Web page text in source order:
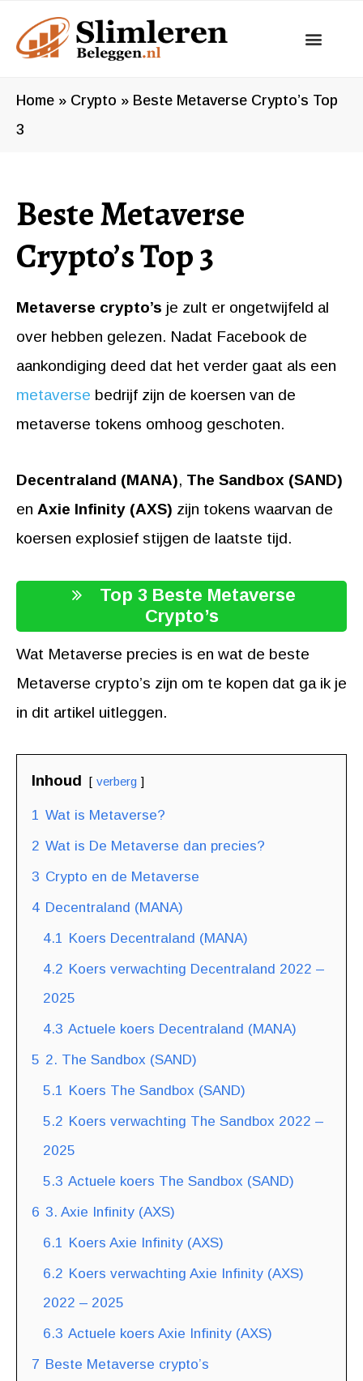
naar
inhoud
Home » Crypto » Beste Metaverse Crypto’s Top
3
Beste Metaverse
Crypto’s Top 3
Metaverse crypto’s je zult er ongetwijfeld al
over hebben gelezen. Nadat Facebook de
aankondiging deed dat het verder gaat als een
metaverse bedrijf zijn de koersen van de
metaverse tokens omhoog geschoten.
Decentraland (MANA), The Sandbox (SAND)
en Axie Infinity (AXS) zijn tokens waarvan de
koersen explosief stijgen de laatste tijd.
Top 3 Beste Metaverse
Crypto’s
Wat Metaverse precies is en wat de beste
Metaverse crypto’s zijn om te kopen dat ga ik je
in dit artikel uitleggen.
Inhoud verberg
1 Wat is Metaverse?
2 Wat is De Metaverse dan precies?
3 Crypto en de Metaverse
4 Decentraland (MANA)
4.1 Koers Decentraland (MANA)
4.2 Koers verwachting Decentraland 2022 –
2025
4.3 Actuele koers Decentraland (MANA)
5 2. The Sandbox (SAND)
5.1 Koers The Sandbox (SAND)
5.2 Koers verwachting The Sandbox 2022 –
2025
5.3 Actuele koers The Sandbox (SAND)
6 3. Axie Infinity (AXS)
6.1 Koers Axie Infinity (AXS)
6.2 Koers verwachting Axie Infinity (AXS)
2022 – 2025
6.3 Actuele koers Axie Infinity (AXS)
7 Beste Metaverse crypto’s